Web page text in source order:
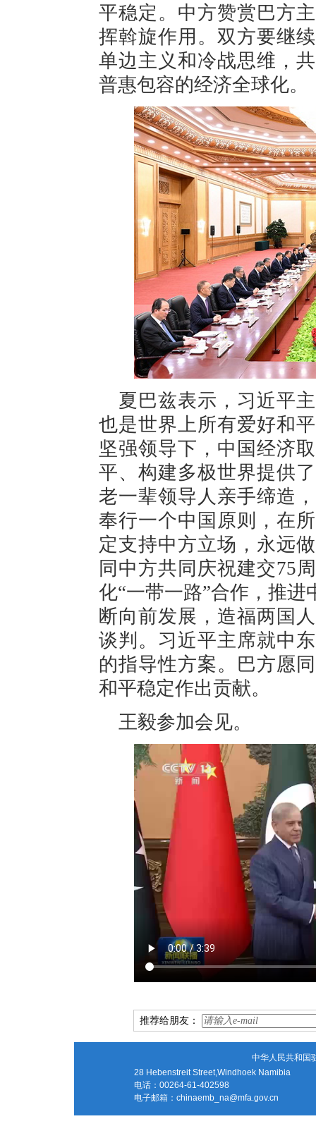
平稳定。中方赞赏巴方
挥斡旋作用。双方要继
单边主义和冷战思维，
普惠包容的经济全球化。
夏巴兹表示，习近平
也是世界上所有爱好和
坚强领导下，中国经济
平、构建多极世界提供
老一辈领导人亲手缔造
奉行一个中国原则，在
定支持中方立场，永远
同中方共同庆祝建交75
化“一带一路”合作，推
断向前发展，造福两国
谈判。习近平主席就中
的指导性方案。巴方愿
和平稳定作出贡献。
王毅参加会见。
推荐给朋友：
中华人民共和国
28 Hebenstreit Street,Windhoek Namibia
电话：00264-61-402598
电子邮箱： chinaemb_na@mfa.gov.cn